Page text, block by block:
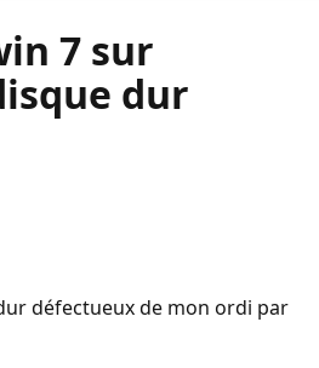
7 sur
dur
défectueux de mon ordi par